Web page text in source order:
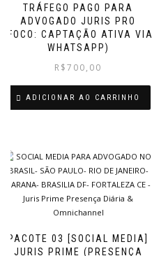
TRÁFEGO PAGO PARA
ADVOGADO JURIS PRO
(FOCO: CAPTAÇÃO ATIVA VIA
WHATSAPP)
R$700,00
ADICIONAR AO CARRINHO
PACOTE 03 [SOCIAL MEDIA]
JURIS PRIME (PRESENÇA